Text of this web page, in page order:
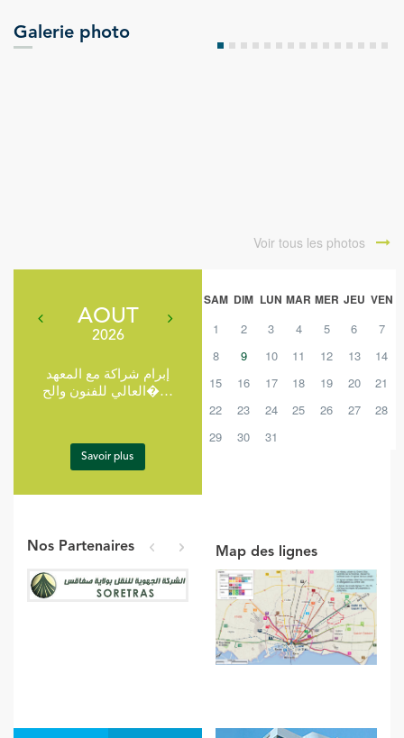
Galerie photo
Voir tous les photos
AOUT
2026
إبرام شراكة مع المعهد
العالي للفنون والح�…
Savoir plus
Sfax
Savoir plus
SAM DIM LUN MAR MER JEU VEN
1 2 3 4 5 6
7
8
9 10 11 12 13
14
15
16 17 18 19 20
21
22
23 24 25 26 27
28
29
30 31
Nos Partenaires prevnext Map des lignes